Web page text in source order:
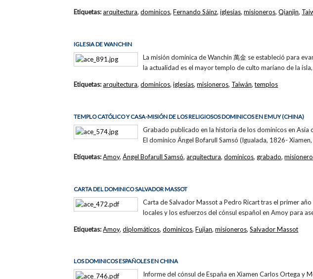
Etiquetas:arquitectura,dominicos,Fernando Sáinz,iglesias,misioneros,Qianjin,
IGLESIA DE WANCHIN
La misión dominica de Wanchin 萬金 se estableció para
la actualidad es el mayor templo de culto mariano de la
Etiquetas:arquitectura,dominicos,iglesias,misioneros, Taiwán,templos
TEMPLO CATÓLICO Y CASA-MISIÓN DE LOS RELIGIOSOS DOMINICOS EN EMUY (CHINA)
Grabado publicado en la historia de los dominicos en Asia
El dominico Ángel Bofarull Samsó (Igualada, 1826-
Etiquetas:Amoy,Ángel Bofarull Samsó,arquitectura,dominicos, grabado,
CARTA DEL DOMINICO SALVADOR MASSOT
Carta de Salvador Massot a Pedro Ricart tras el primer
locales y los esfuerzos del cónsul español en Amoy para
Etiquetas:Amoy,diplomáticos,dominicos,Fujian,misioneros,Salvador Massot
LOS DOMINICOS ESPAÑOLES EN CHINA
Informe del cónsul de España en Xiamen Carlos Ortega y